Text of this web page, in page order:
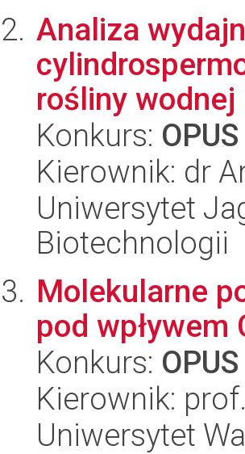
Analiza
rośliny wodnej
Konkurs:
Kierownik: dr
Uniwersytet
Biotechnologii
Molekularne
pod wpływem
Konkurs:
Kierownik:
Uniwersytet